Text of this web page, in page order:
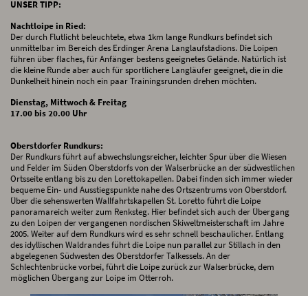
UNSER TIPP:
Nachtloipe in Ried:
Der durch Flutlicht beleuchtete, etwa 1km lange Rundkurs befindet sich
unmittelbar im Bereich des Erdinger Arena Langlaufstadions. Die Loipen
führen über flaches, für Anfänger bestens geeignetes Gelände. Natürlich ist
die kleine Runde aber auch für sportlichere Langläufer geeignet, die in die
Dunkelheit hinein noch ein paar Trainingsrunden drehen möchten.
Dienstag, Mittwoch & Freitag
17.00 bis 20.00 Uhr
Oberstdorfer Rundkurs:
Der Rundkurs führt auf abwechslungsreicher, leichter Spur über die Wiesen
und Felder im Süden Oberstdorfs von der Walserbrücke an der südwestlichen
Ortsseite entlang bis zu den Lorettokapellen. Dabei finden sich immer wieder
bequeme Ein- und Ausstiegspunkte nahe des Ortszentrums von Oberstdorf.
Über die sehenswerten Wallfahrtskapellen St. Loretto führt die Loipe
panoramareich weiter zum Renksteg. Hier befindet sich auch der Übergang
zu den Loipen der vergangenen nordischen Skiweltmeisterschaft im Jahre
2005. Weiter auf dem Rundkurs wird es sehr schnell beschaulicher. Entlang
des idyllischen Waldrandes führt die Loipe nun parallel zur Stillach in den
abgelegenen Südwesten des Oberstdorfer Talkessels. An der
Schlechtenbrücke vorbei, führt die Loipe zurück zur Walserbrücke, dem
möglichen Übergang zur Loipe im Otterroh.